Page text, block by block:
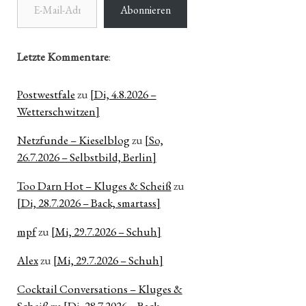
Abonnieren
Letzte Kommentare:
Postwestfalezu [Di, 4.8.2026 –
Wetterschwitzen]
Netzfunde – Kieselblogzu [So,
26.7.2026 – Selbstbild, Berlin]
Too Darn Hot – Kluges & Scheißzu
[Di, 28.7.2026 – Back, smartass]
mpfzu [Mi, 29.7.2026 – Schuh]
Alexzu [Mi, 29.7.2026 – Schuh]
Cocktail Conversations – Kluges &